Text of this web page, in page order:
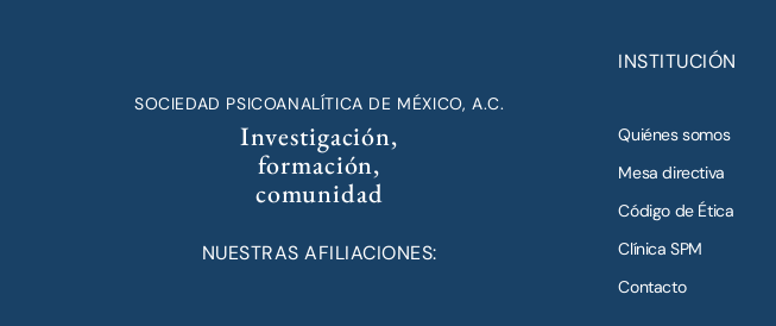
SOCIEDAD PSICOANALÍTICA DE MÉXICO, A.C.
Investigación,
formación,
comunidad
NUESTRAS AFILIACIONES:
INSTITUCIÓN
Quiénes somos
Mesa directiva
Código de Ética
Clínica SPM
Contacto